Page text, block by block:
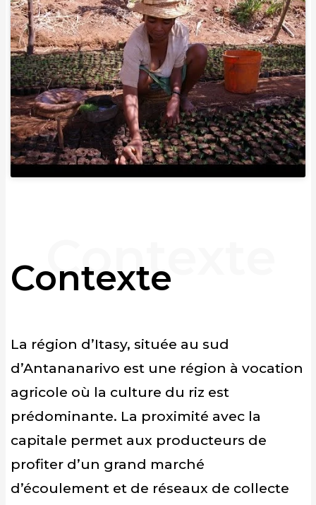
Contexte
La région d’Itasy, située au sud
d’Antananarivo est une région à vocation
agricole où la culture du riz est
prédominante. La proximité avec la
capitale permet aux producteurs de
profiter d’un grand marché
d’écoulement et de réseaux de collecte